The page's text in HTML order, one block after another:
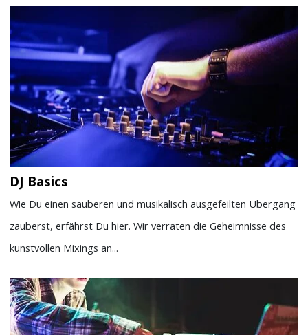
DJ Basics
Wie Du einen sauberen und musikalisch ausgefeilten Übergang
zauberst, erfährst Du hier. Wir verraten die Geheimnisse des
kunstvollen Mixings an...